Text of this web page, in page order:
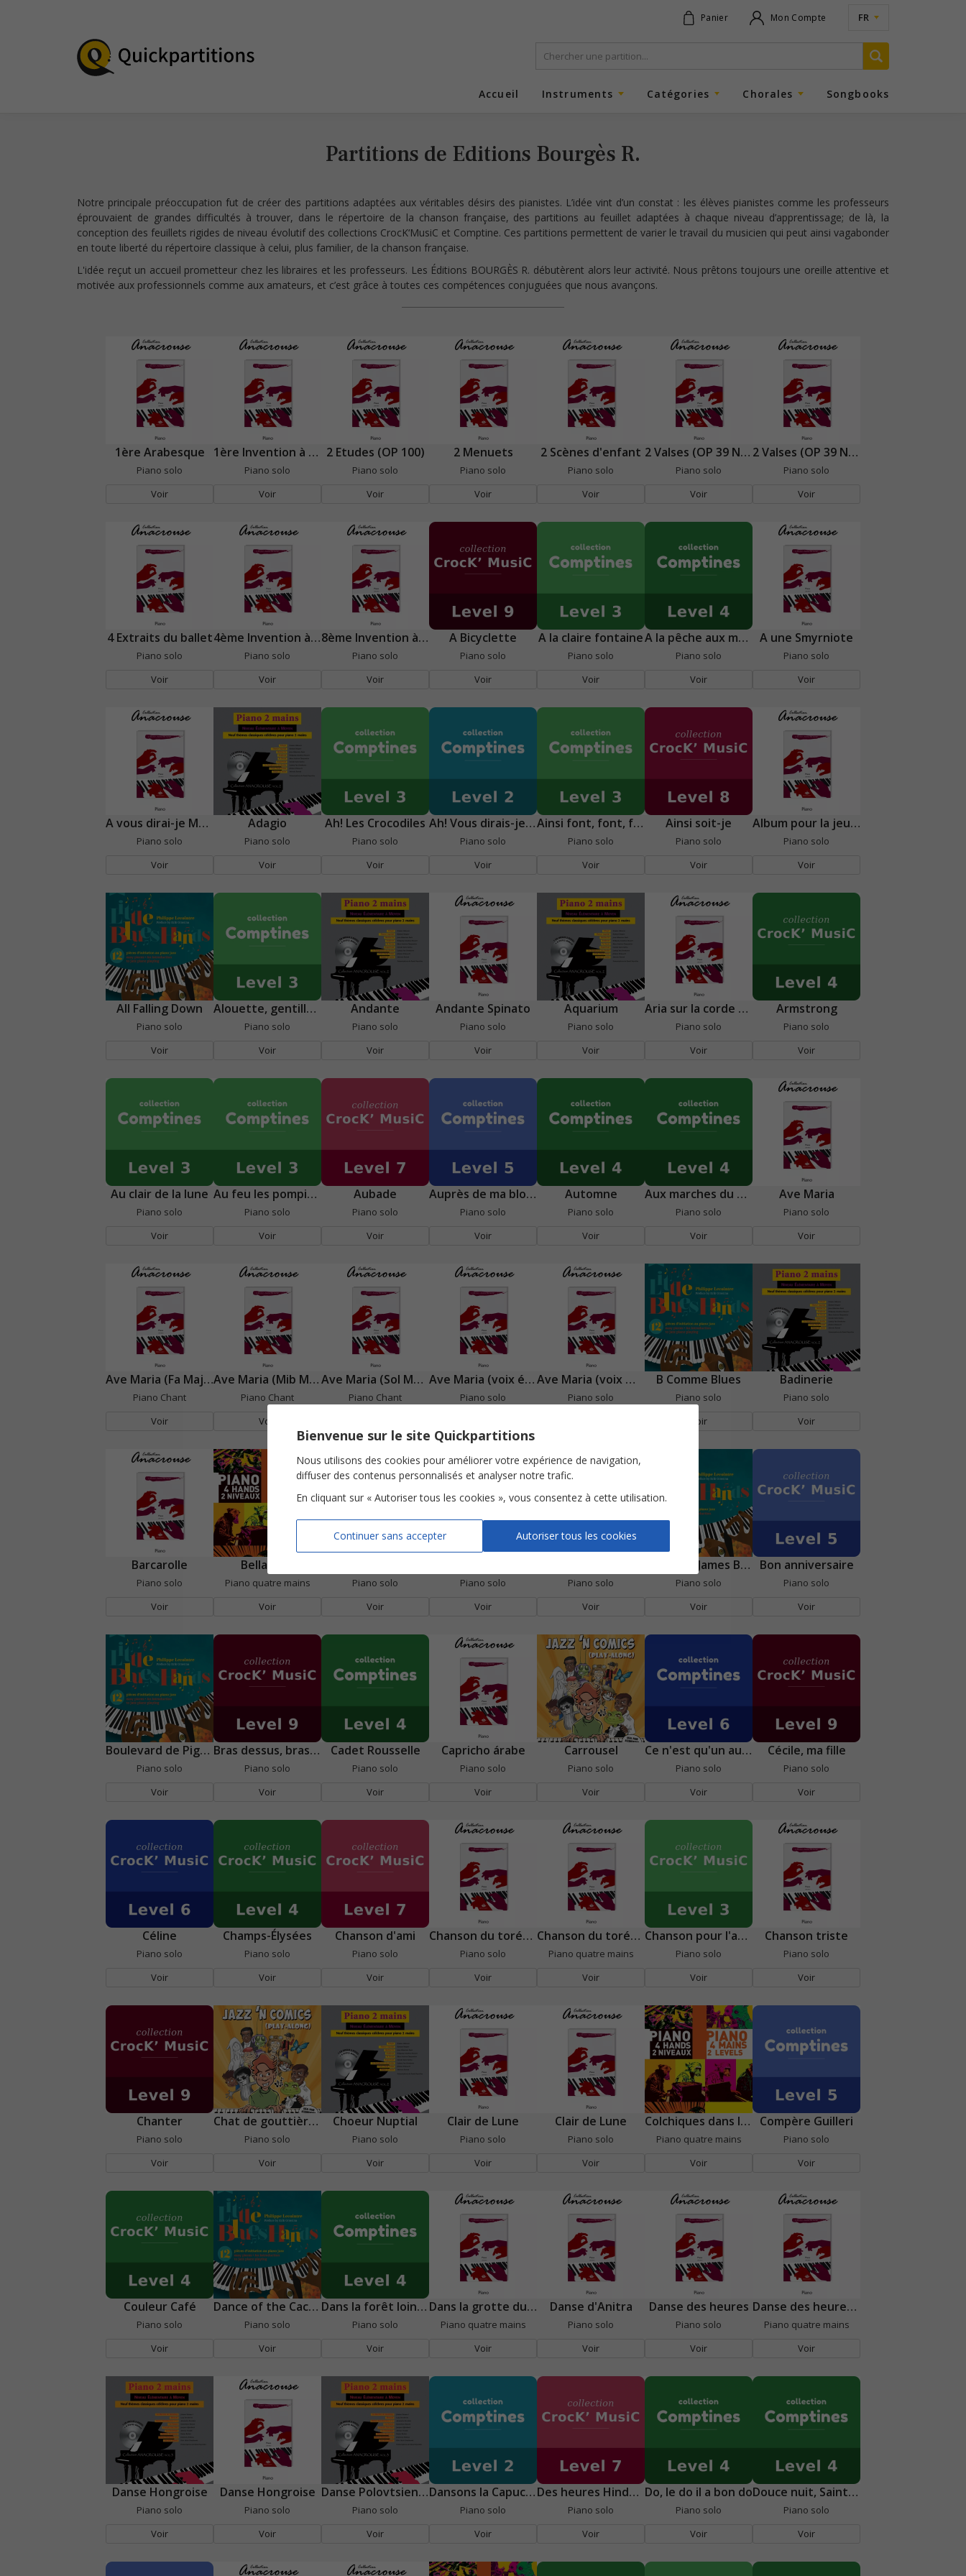
Panier Mon Compte FR
Accueil Instruments Catégories Chorales Songbooks
Partitions de Editions Bourgès R.
Notre principale préoccupation fut de créer des partitions adaptées aux véritables désirs des pianistes. L’idée vint d’un constat : les élèves pianistes comme les professeurs
éprouvaient de grandes difficultés à trouver, dans le répertoire de la chanson française, des partitions au feuillet adaptées à chaque niveau d’apprentissage; de là, la
conception des feuillets rigides de niveau évolutif des collections CrocK‘MusiC et Comptine. Ces partitions permettent de varier le travail du musicien qui peut ainsi vagabonder
en toute liberté du répertoire classique à celui, plus familier, de la chanson française.
L'idée reçut un accueil prometteur chez les libraires et les professeurs. Les Éditions BOURGÈS R. débutèrent alors leur activité. Nous prêtons toujours une oreille attentive et
motivée aux professionnels comme aux amateurs, et c’est grâce à toutes ces compétences conjuguées que nous avançons.
1ère Arabesque
Piano solo
Voir
1ère Invention à 2 Voix
Piano solo
Voir
2 Etudes (OP 100)
Piano solo
Voir
2 Menuets
Piano solo
Voir
2 Scènes d'enfant
Piano solo
Voir
2 Valses (OP 39 N° 10 et 11)
Piano solo
Voir
2 Valses (OP 39 N° 5 et 9)
Piano solo
Voir
4 Extraits du ballet
Piano solo
Voir
4ème Invention à 2 Voix
Piano solo
Voir
8ème Invention à 2 Voix
Piano solo
Voir
A Bicyclette
Piano solo
Voir
A la claire fontaine
Piano solo
Voir
A la pêche aux moules
Piano solo
Voir
A une Smyrniote
Piano solo
Voir
A vous dirai-je Maman
Piano solo
Voir
Adagio
Piano solo
Voir
Ah! Les Crocodiles
Piano solo
Voir
Ah! Vous dirais-je maman
Piano solo
Voir
Ainsi font, font, font...
Piano solo
Voir
Ainsi soit-je
Piano solo
Voir
Album pour la jeunesse
Piano solo
Voir
All Falling Down
Piano solo
Voir
Alouette, gentille alouette
Piano solo
Voir
Andante
Piano solo
Voir
Andante Spinato
Piano solo
Voir
Aquarium
Piano solo
Voir
Aria sur la corde de sol
Piano solo
Voir
Armstrong
Piano solo
Voir
Au clair de la lune
Piano solo
Voir
Au feu les pompiers
Piano solo
Voir
Aubade
Piano solo
Voir
Auprès de ma blonde
Piano solo
Voir
Automne
Piano solo
Voir
Aux marches du palais
Piano solo
Voir
Ave Maria
Piano solo
Voir
Ave Maria (Fa Majeur)
Piano Chant
Voir
Ave Maria (Mib Majeur)
Piano Chant
Voir
Ave Maria (Sol Majeur)
Piano Chant
Ave Maria (voix élevées)
Piano solo
Ave Maria (voix moyennes)
Piano solo
B Comme Blues
Piano solo
Voir
Badinerie
Piano solo
Voir
Barcarolle
Piano solo
Voir
Bella Ciao
Piano quatre mains
Voir
Piano solo
Voir
Piano solo
Voir
Piano solo
Voir
Blues for James Bond
Piano solo
Voir
Bon anniversaire
Piano solo
Voir
Boulevard de Pigalle
Piano solo
Voir
Bras dessus, bras dessous
Piano solo
Voir
Cadet Rousselle
Piano solo
Voir
Capricho árabe
Piano solo
Voir
Carrousel
Piano solo
Voir
Ce n'est qu'un au revoir
Piano solo
Voir
Cécile, ma fille
Piano solo
Voir
Céline
Piano solo
Voir
Champs-Élysées
Piano solo
Voir
Chanson d'ami
Piano solo
Voir
Chanson du toréador
Piano solo
Voir
Chanson du toréador (4 mains)
Piano quatre mains
Voir
Chanson pour l'auvergnat
Piano solo
Voir
Chanson triste
Piano solo
Voir
Chanter
Piano solo
Voir
Chat de gouttière blues
Piano solo
Voir
Choeur Nuptial
Piano solo
Voir
Clair de Lune
Piano solo
Voir
Clair de Lune
Piano solo
Voir
Colchiques dans les prés
Piano quatre mains
Voir
Compère Guilleri
Piano solo
Voir
Couleur Café
Piano solo
Voir
Dance of the Cacahuètes
Piano solo
Voir
Dans la forêt lointaine
Piano solo
Voir
Dans la grotte du roi de la montagne
Piano quatre mains
Voir
Danse d'Anitra
Piano solo
Voir
Danse des heures
Piano solo
Voir
Danse des heures (4 mains)
Piano quatre mains
Voir
Danse Hongroise
Piano solo
Voir
Danse Hongroise
Piano solo
Voir
Danse Polovtsienne N°17
Piano solo
Voir
Dansons la Capucine
Piano solo
Voir
Des heures Hindoues
Piano solo
Voir
Do, le do il a bon do
Piano solo
Voir
Douce nuit, Sainte nuit
Piano solo
Voir
Bienvenue sur le site Quickpartitions
Nous utilisons des cookies pour améliorer votre expérience de navigation,
diffuser des contenus personnalisés et analyser notre trafic.
En cliquant sur « Autoriser tous les cookies », vous consentez à cette utilisation.
Continuer sans accepter Autoriser tous les cookies